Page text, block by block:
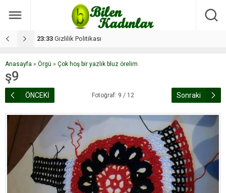
17:08 Dilan, düğününe 5 gün kala hayatını kaybetti
Anasayfa » Örgü » Çok hoş bir yazlık bluz örelim
ş9
ÖNCEKİ Fotoğraf: 9 / 12 Sonraki